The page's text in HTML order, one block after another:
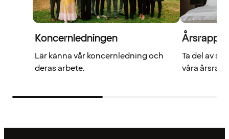
Koncernledningen
Lär känna vår koncernledning och
deras arbete.
Ta del av
våra